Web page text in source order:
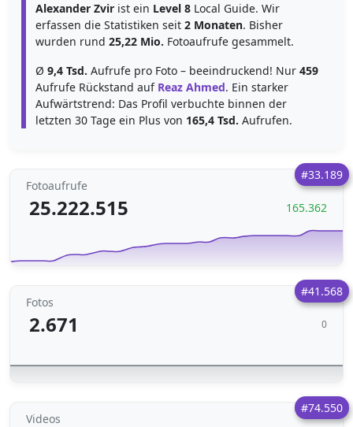
Alexander Zvir ist ein Level 8 Local Guide. Wir
erfassen die Statistiken seit 2 Monaten. Bisher
wurden rund 25,22 Mio. Fotoaufrufe gesammelt.
Ø 9,4 Tsd. Aufrufe pro Foto – beeindruckend! Nur 459
Aufrufe Rückstand auf Reaz Ahmed. Ein starker
Aufwärtstrend: Das Profil verbuchte binnen der
letzten 30 Tage ein Plus von 165,4 Tsd. Aufrufen.
#33.189
Fotoaufrufe
25.222.515 165.362
#41.568
Fotos
2.671 0
#74.550
Videos